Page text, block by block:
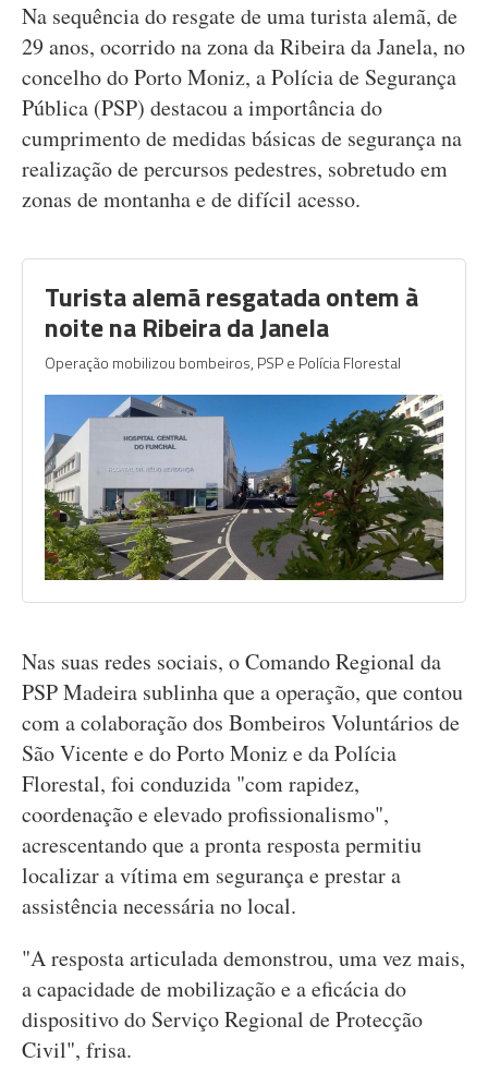
Na sequência do resgate de uma turista alemã, de
29 anos, ocorrido na zona da Ribeira da Janela, no
concelho do Porto Moniz, a Polícia de Segurança
Pública (PSP) destacou a importância do
cumprimento de medidas básicas de segurança na
realização de percursos pedestres, sobretudo em
zonas de montanha e de difícil acesso.
Turista alemã resgatada ontem à
noite na Ribeira da Janela
Operação mobilizou bombeiros, PSP e Polícia Florestal
Nas suas redes sociais, o Comando Regional da
PSP Madeira sublinha que a operação, que contou
com a colaboração dos Bombeiros Voluntários de
São Vicente e do Porto Moniz e da Polícia
Florestal, foi conduzida "com rapidez,
coordenação e elevado profissionalismo",
acrescentando que a pronta resposta permitiu
localizar a vítima em segurança e prestar a
assistência necessária no local.
"A resposta articulada demonstrou, uma vez mais,
a capacidade de mobilização e a eficácia do
dispositivo do Serviço Regional de Protecção
Civil", frisa.